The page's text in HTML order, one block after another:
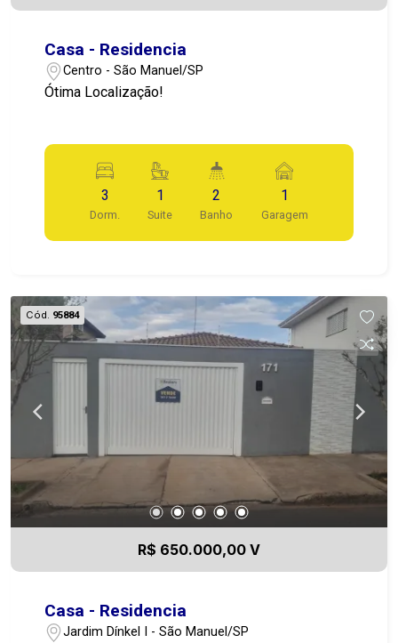
Casa - Residencia
Centro - São Manuel/SP
Ótima Localização!
3
Dorm.
1
Suite
2
Banho
1
Garagem
Cód. 95884
R$ 650.000,00 V
Casa - Residencia
Jardim Dínkel I - São Manuel/SP